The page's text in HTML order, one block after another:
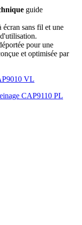
guide
écran sans fil et une
pour une
et optimisée par
VL
CAP9110 PL